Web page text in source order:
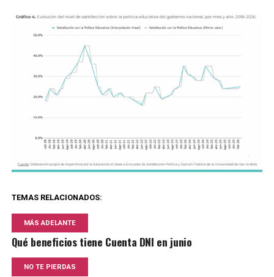
TEMAS RELACIONADOS:
MÁS ADELANTE
Qué beneficios tiene Cuenta DNI en junio
NO TE PIERDAS